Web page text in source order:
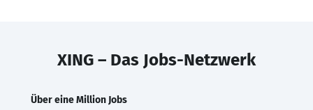
XING – Das Jobs-Netzwerk
Über eine Million Jobs